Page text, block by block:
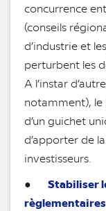
concurrence
(conseils
d’industrie et
perturbent les
A l’instar
notamment), le
d’un guichet
d’apporter de
investisseurs.
● Stabiliser
règlementaires